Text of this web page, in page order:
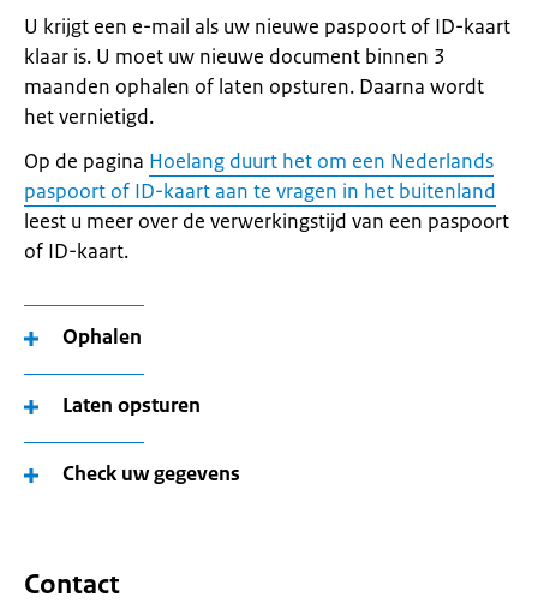
U krijgt een e-mail als uw nieuwe paspoort of ID-kaart
klaar is. U moet uw nieuwe document binnen 3
maanden ophalen of laten opsturen. Daarna wordt
het vernietigd.
Op de pagina Hoelang duurt het om een Nederlands
paspoort of ID-kaart aan te vragen in het buitenland
leest u meer over de verwerkingstijd van een paspoort
of ID-kaart.
Ophalen
Laten opsturen
Check uw gegevens
Contact